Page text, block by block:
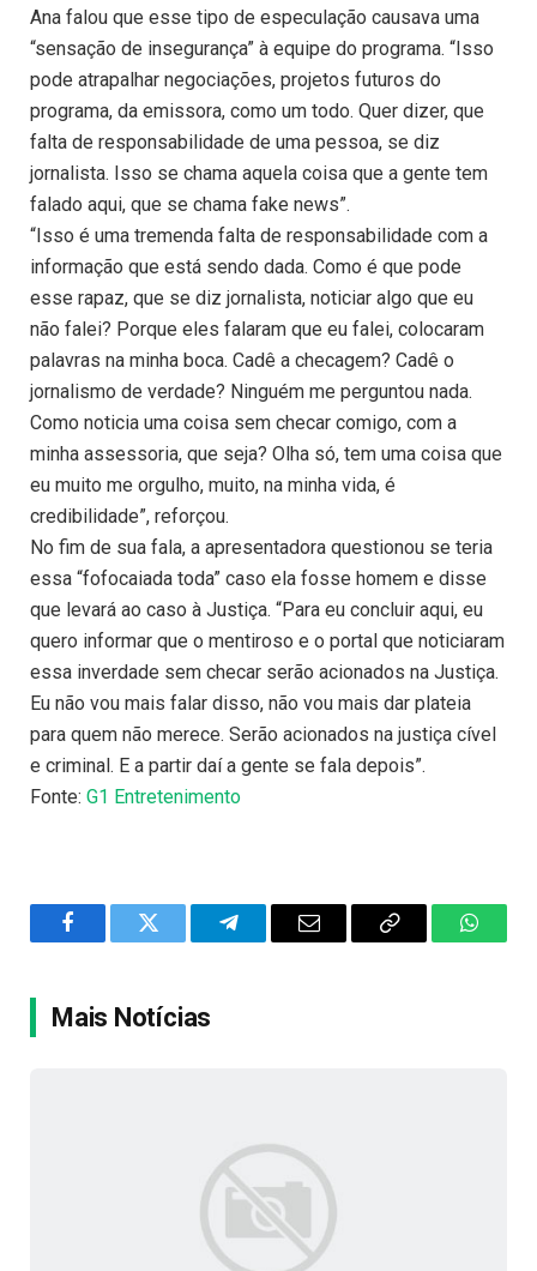
Ana falou que esse tipo de especulação causava uma
“sensação de insegurança” à equipe do programa. “Isso
pode atrapalhar negociações, projetos futuros do
programa, da emissora, como um todo. Quer dizer, que
falta de responsabilidade de uma pessoa, se diz
jornalista. Isso se chama aquela coisa que a gente tem
falado aqui, que se chama fake news”.
“Isso é uma tremenda falta de responsabilidade com a
informação que está sendo dada. Como é que pode
esse rapaz, que se diz jornalista, noticiar algo que eu
não falei? Porque eles falaram que eu falei, colocaram
palavras na minha boca. Cadê a checagem? Cadê o
jornalismo de verdade? Ninguém me perguntou nada.
Como noticia uma coisa sem checar comigo, com a
minha assessoria, que seja? Olha só, tem uma coisa que
eu muito me orgulho, muito, na minha vida, é
credibilidade”, reforçou.
No fim de sua fala, a apresentadora questionou se teria
essa “fofocaiada toda” caso ela fosse homem e disse
que levará ao caso à Justiça. “Para eu concluir aqui, eu
quero informar que o mentiroso e o portal que noticiaram
essa inverdade sem checar serão acionados na Justiça.
Eu não vou mais falar disso, não vou mais dar plateia
para quem não merece. Serão acionados na justiça cível
e criminal. E a partir daí a gente se fala depois”.
Fonte: G1 Entretenimento
FacebookTwitter TelegramEmail
Copy
Mais Notícias